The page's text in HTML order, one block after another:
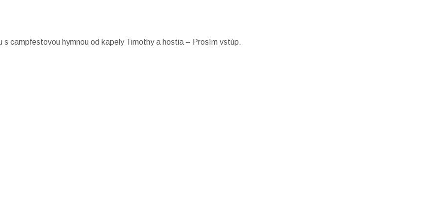
campfestovou hymnou od kapely Timothy a hostia – Prosím vstúp.